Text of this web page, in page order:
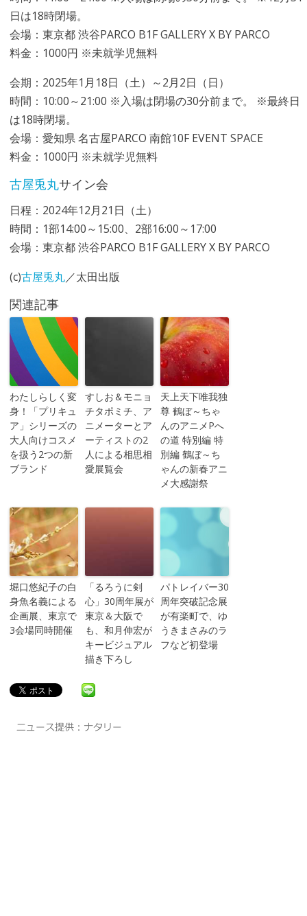
日は18時閉場。
会場：東京都 渋谷PARCO B1F GALLERY X BY PARCO
料金：1000円 ※未就学児無料
会期：2025年1月18日（土）～2月2日（日）
時間：10:00～21:00 ※入場は閉場の30分前まで。 ※最終日
は18時閉場。
会場：愛知県 名古屋PARCO 南館10F EVENT SPACE
料金：1000円 ※未就学児無料
古屋兎丸サイン会
日程：2024年12月21日（土）
時間：1部14:00～15:00、2部16:00～17:00
会場：東京都 渋谷PARCO B1F GALLERY X BY PARCO
(c)古屋兎丸／太田出版
関連記事
わたしらしく変
身！「プリキュ
ア」シリーズの
大人向けコスメ
を扱う2つの新
ブランド
すしお＆モニョ
チタポミチ、ア
ニメーターとア
ーティストの2
人による相思相
愛展覧会
天上天下唯我独
尊 鶴ぼ～ちゃ
んのアニメPへ
の道 特別編 特
別編 鶴ぼ～ち
ゃんの新春アニ
メ大感謝祭
堀口悠紀子の白
身魚名義による
企画展、東京で
3会場同時開催
「るろうに剣
心」30周年展が
東京＆大阪で
も、和月伸宏が
キービジュアル
描き下ろし
パトレイバー30
周年突破記念展
が有楽町で、ゆ
うきまさみのラ
フなど初登場